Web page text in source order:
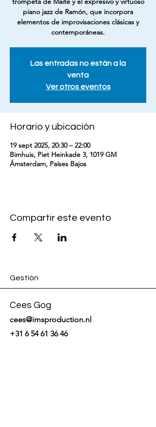
piano jazz de Ramón, que incorpora
elementos de improvisaciones clásicas y
contemporáneas.
Las entradas no están a la
venta
Ver otros eventos
Horario y ubicación
19 sept 2025, 20:30 – 22:00
Bimhuis, Piet Heinkade 3, 1019 GM
Ámsterdam, Países Bajos
Compartir este evento
Gestión
Cees Gog
cees@imsproduction.nl
+31 6 54 61 36 46